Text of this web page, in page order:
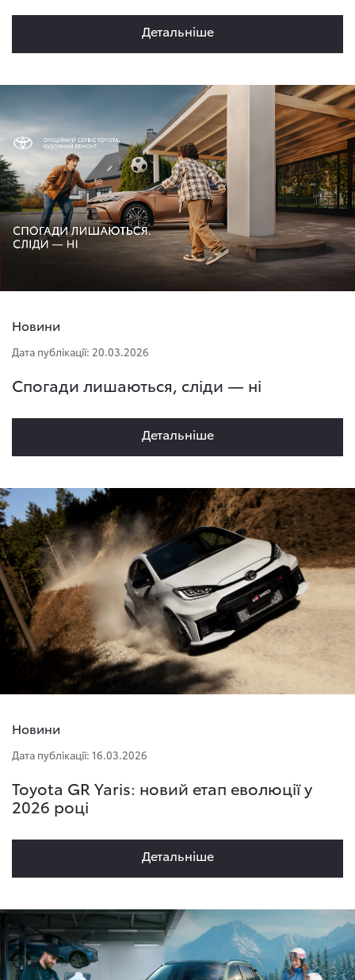
Детальнiше
Новини
Дата публікації: 20.03.2026
Спогади лишаються, сліди — ні
Детальнiше
Новини
Дата публікації: 16.03.2026
Toyota GR Yaris: новий етап еволюції у
2026 році
Детальнiше